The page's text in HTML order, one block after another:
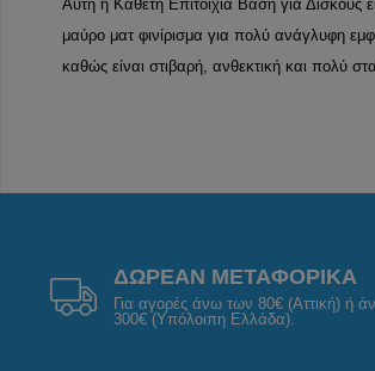
Αυτή η Κάθετη Επιτοίχια Βάση για Δίσκους
μαύρο ματ φινίρισμα για πολύ ανάγλυφη
καθώς είναι στιβαρή, ανθεκτική και πολύ
ΔΩΡΕΑΝ ΜΕΤΑΦΟΡΙΚΑ
Για αγορές άνω των 80€ (Αττική) ή
300€ (Υπόλοιπη Ελλάδα).